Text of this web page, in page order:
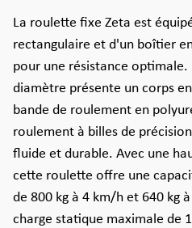
La roulette fixe Zeta est
rectangulaire et d'un boîtier
pour une résistance optimale.
diamètre présente un corps
bande de roulement en
roulement à billes de
fluide et durable. Avec une
cette roulette offre une
de 800 kg à 4 km/h et 640 kg
charge statique maximale de